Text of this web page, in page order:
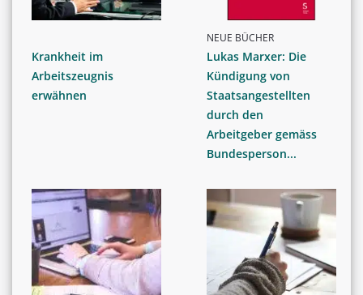
Krankheit im
Arbeitszeugnis
erwähnen
NEUE BÜCHER
Lukas Marxer: Die
Kündigung von
Staatsangestellten
durch den
Arbeitgeber gemäss
Bundesperson...